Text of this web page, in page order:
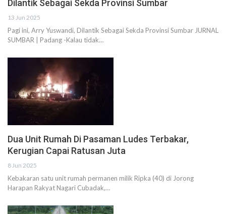
Dilantik Sebagai Sekda Provinsi Sumbar
13 Jun 2025
Pagi ini, Arry Yuswandi, Dilantik Sebagai Sekda Provinsi Sumbar JURNAL
SUMBAR | Padang -Kalau tidak…
Dua Unit Rumah Di Pasaman Ludes Terbakar,
Kerugian Capai Ratusan Juta
8 Jun 2025
Kebakaran satu unit rumah permanen milik Ripka (40) di Jorong
Harapan Rakyat Nagari Cubadak,…